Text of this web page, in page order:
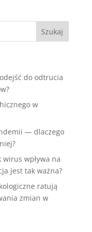
do odtrucia
w
— dlaczego
wpływa na
jest tak ważna?
ratują
zmian w